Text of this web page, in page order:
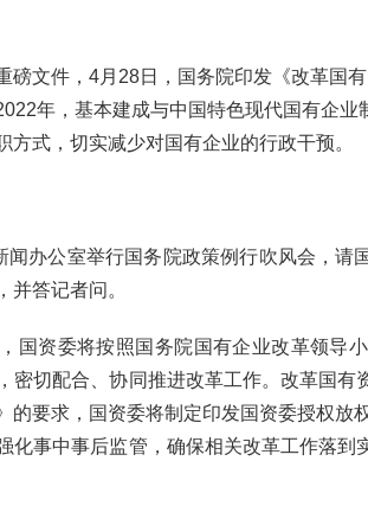
磅文件， 4月 28日，国务院印发《改革国
年，基本建成与中国特色现代国有企业
式，切实减少对国有企业的行政干预。
闻办公室举行国务院政策例行吹风会，请
并答记者问。
国资委将按照国务院国有企业改革领导
密切配合、协同推进改革工作。改革国
的要求，国资委将制定印发国资委授权放
化事中事后监管，确保相关改革工作落到